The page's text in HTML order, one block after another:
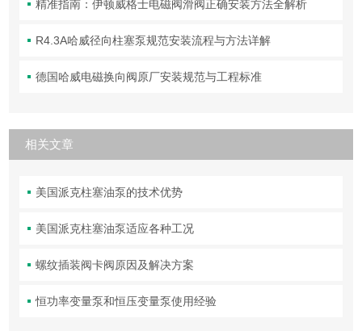
精准指南：伊顿威格士电磁阀滑阀正确安装方法全解析
R4.3A哈威径向柱塞泵规范安装流程与方法详解
德国哈威电磁换向阀原厂安装规范与工程标准
相关文章
美国派克柱塞油泵的技术优势
美国派克柱塞油泵适应各种工况
螺纹插装阀卡阀原因及解决方案
恒功率变量泵和恒压变量泵使用经验